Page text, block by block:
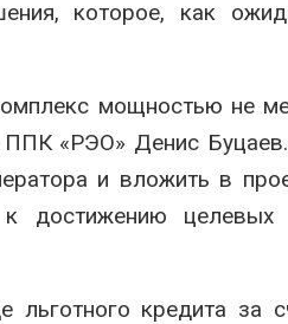
которое, как
мощностью не
«РЭО» Денис
и вложить в
достижению целевых
льготного кредита за
Авг 7, 2026